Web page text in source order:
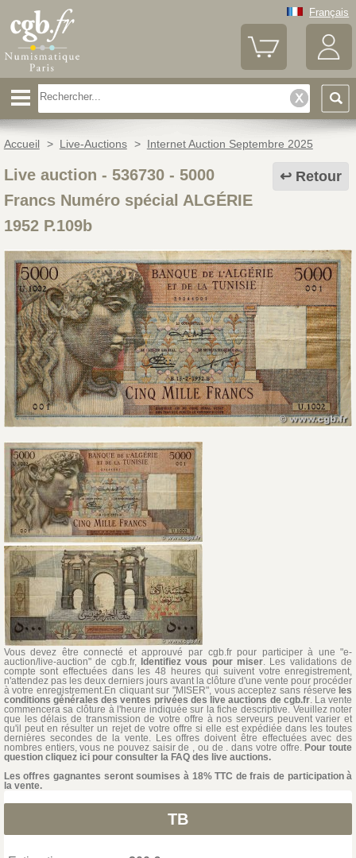
Français
Accueil > Live-Auctions > Internet Auction Septembre 2025
Retour
Live auction - 536730- 5000
Francs Numéro spécial ALGÉRIE
1952 P.109b
Vous devez être connecté et approuvé par cgb.fr pour participer à une "e-
auction/live-auction" de cgb.fr, Identifiez vous pour miser. Les validations de
compte sont effectuées dans les 48 heures qui suivent votre enregistrement,
n'attendez pas les deux derniers jours avant la clôture d'une vente pour procéder
à votre enregistrement.En cliquant sur "MISER", vous acceptez sans réserve les
conditions générales des ventes privées des live auctions de cgb.fr. La vente
commencera sa clôture à l'heure indiquée sur la fiche descriptive. Veuillez noter
que les délais de transmission de votre offre à nos serveurs peuvent varier et
qu'il peut en résulter un rejet de votre offre si elle est expédiée dans les toutes
dernières secondes de la vente. Les offres doivent être effectuées avec des
nombres entiers, vous ne pouvez saisir de , ou de . dans votre offre. Pour toute
question cliquez ici pour consulter la FAQ des live auctions.
Les offres gagnantes seront soumises à 18% TTC de frais de participation à
la vente.
TB